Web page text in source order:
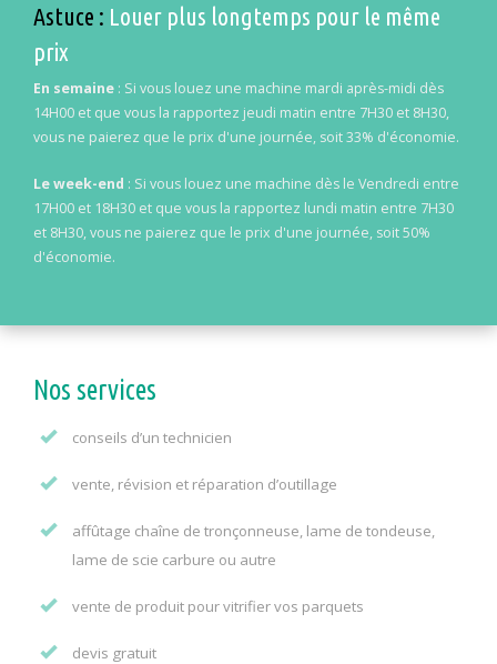
Astuce : Louer plus longtemps pour le même
prix
En semaine : Si vous louez une machine mardi après-midi dès
14H00 et que vous la rapportez jeudi matin entre 7H30 et 8H30,
vous ne paierez que le prix d'une journée, soit 33% d'économie.
Le week-end : Si vous louez une machine dès le Vendredi entre
17H00 et 18H30 et que vous la rapportez lundi matin entre 7H30
et 8H30, vous ne paierez que le prix d'une journée, soit 50%
d'économie.
Nos services
conseils d’un technicien
vente, révision et réparation d’outillage
affûtage chaîne de tronçonneuse, lame de tondeuse,
lame de scie carbure ou autre
vente de produit pour vitrifier vos parquets
devis gratuit